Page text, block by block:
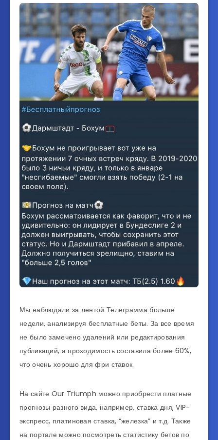
Мы наблюдали за лентой Телеграмма больше
недели, анализируя бесплатные беты. За все время
не было замечено удалений или редактирования
публикаций, а проходимость составила более 60%,
что очень хорошо для фри ставок.
На сайте Our Triumph можно приобрести платные
прогнозы разного вида, например, ставка дня, VIP-
экспресс, платиновая ставка, “железка” и т.д. Также
на портале можно посмотреть статистику бетов по